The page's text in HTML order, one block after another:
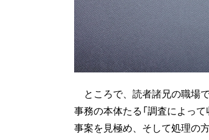
ところで、読者諸兄の職場
事務の本体たる「調査によっ
事案を見極め、そして処理の